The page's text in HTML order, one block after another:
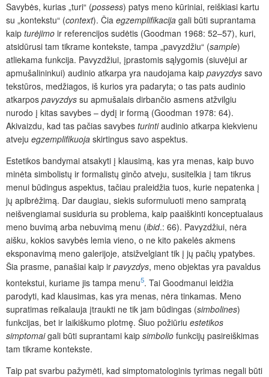
Savybės, kurias „turi“ (possess) patys meno kūriniai, reiškiasi kartu
su „kontekstu“ (context). Čia egzemplifikacija gali būti suprantama
kaip turėjimo ir referencijos sudėtis (Goodman 1968: 52–57), kuri,
atsidūrusi tam tikrame kontekste, tampa „pavyzdžiu“ (sample)
atliekama funkcija. Pavyzdžiui, įprastomis sąlygomis (siuvėjui ar
apmušalininkui) audinio atkarpa yra naudojama kaip pavyzdys savo
tekstūros, medžiagos, iš kurios yra padaryta; o tas pats audinio
atkarpos pavyzdys su apmušalais dirbančio asmens atžvilgiu
nurodo į kitas savybes – dydį ir formą (Goodman 1978: 64).
Akivaizdu, kad tas pačias savybes turintiaudinio atkarpa kiekvienu
atveju egzemplifikuoja skirtingus savo aspektus.
Estetikos bandymai atsakyti į klausimą, kas yra menas, kaip buvo
minėta simbolistų ir formalistų ginčo atveju, susitelkia į tam tikrus
menui būdingus aspektus, tačiau praleidžia tuos, kurie nepatenka į
jų apibrėžimą. Dar daugiau, siekis suformuluoti meno sampratą
neišvengiamai susiduria su problema, kaip paaiškinti konceptualaus
meno buvimą arba nebuvimą menu (ibid.: 66). Pavyzdžiui, nėra
aišku, kokios savybės lemia vieno, o ne kito pakelės akmens
eksponavimą meno galerijoje, atsižvelgiant tik į jų pačių ypatybes.
Šia prasme, panašiai kaip ir pavyzdys, meno objektas yra pavaldus
kontekstui, kuriame jis tampa menu5. Tai Goodmanui leidžia
parodyti, kad klausimas, kas yra menas, nėra tinkamas. Meno
supratimas reikalauja įtraukti ne tik jam būdingas (simbolines)
funkcijas, bet ir laikiškumo plotmę. Šiuo požiūriu estetikos
simptomaigali būti suprantami kaip simbolio funkcijų pasireiškimas
tam tikrame kontekste.
Taip pat svarbu pažymėti, kad simptomatologinis tyrimas negali būti